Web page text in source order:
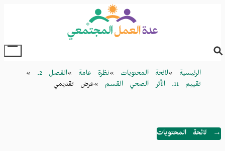
Breadcrumb
الرئيسية لائحة المحتويات نظرة عامة
الفصل 2.
تقييم 11. الأثر الصحي القسم
عرض تقديمي
→ لائحة المحتويات